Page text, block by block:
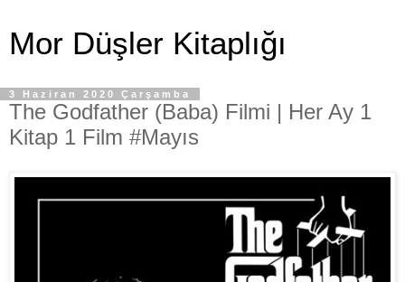
Mor Düşler Kitaplığı
3 Haziran 2020 Çarşamba
The Godfather (Baba) Filmi | Her Ay 1
Kitap 1 Film #Mayıs